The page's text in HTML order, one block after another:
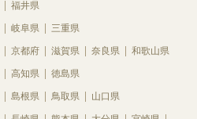
福井県
岐阜県 三重県
京都府 滋賀県 奈良県 和歌山県
高知県 徳島県
島根県 鳥取県 山口県